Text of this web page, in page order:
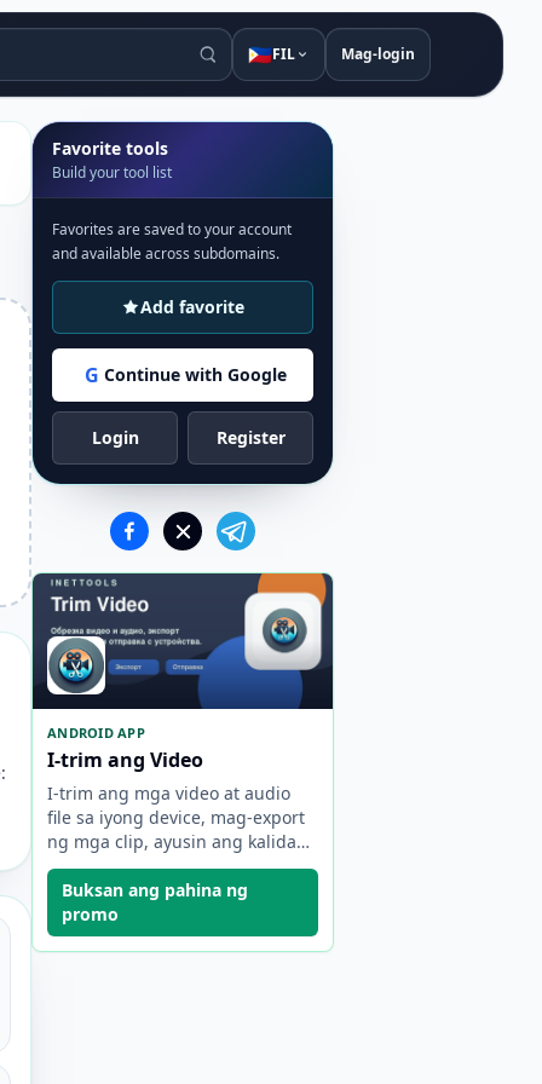
🇵🇭FIL Mag-login
Favorite tools
Build your tool list
Favorites are saved to your account
and available across subdomains.
Add favorite
G Continue with Google
Login Register
ANDROID APP
I-trim ang Video
I-trim ang mga video at audio
file sa iyong device, mag-export
ng mga clip, ayusin ang kalidad,
at ibahagi ang resulta.
Buksan ang pahina ng
promo